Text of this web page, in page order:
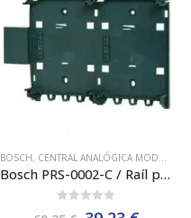
,CENTRAL ANALÓGICA
BOSCH, CENTRAL ANALÓGICA MODULAR
Bosch PRS-0002-C / Raíl para Centrales Pequeñas –